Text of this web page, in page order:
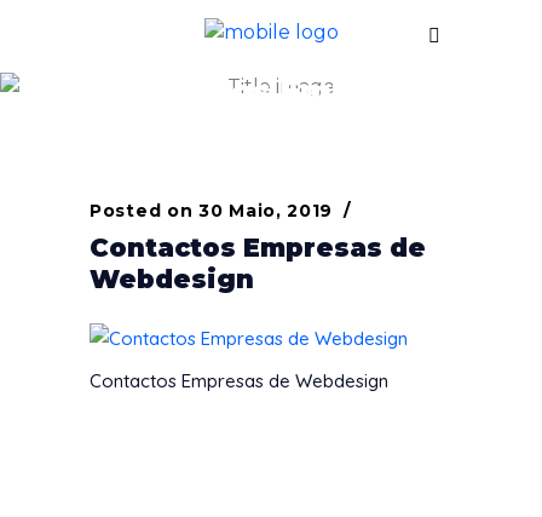
Contactos Empresas
Posted on 30 Maio, 2019
Contactos Empresas de
Webdesign
Contactos Empresas de Webdesign